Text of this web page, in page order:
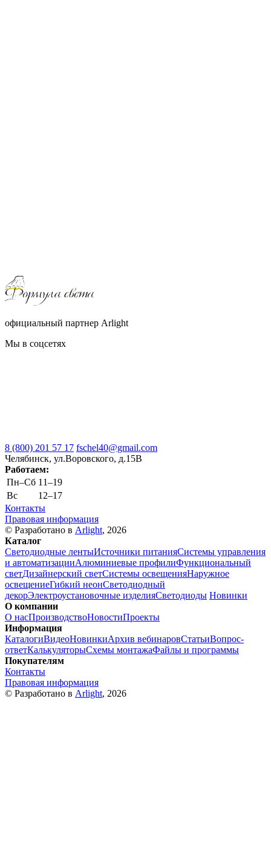
официальный партнер Arlight
Мы в соцсетях
8 (800) 201 57 17 fschel40@gmail.com
Челябинск, ул.Воровского, д.15В
Работаем:
Пн–Cб 11–19
Вс
12–17
Контакты
Правовая информация
© Разработано в Arlight, 2026
Каталог
Светодиодные лентыИсточники питанияСистемы управления
и автоматизацииАлюминиевые профилиФункциональный
светДизайнерский светСистемы освещенияНаружное
освещениеГибкий неонСветодиодный
декорЭлектроустановочные изделияСветодиоды Новинки
О компании
О насПроизводствоНовостиПроекты
Информация
КаталогиВидеоНовинкиАрхив вебинаровСтатьиВопрос-
ответКалькуляторыСхемы монтажаФайлы и программы
Покупателям
Контакты
Правовая информация
© Разработано в Arlight, 2026